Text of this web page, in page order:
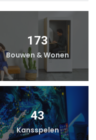
173
Bouwen & Wonen
43
Kansspelen